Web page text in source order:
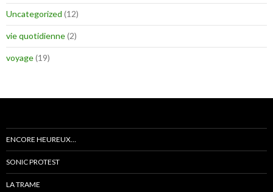
Uncategorized (12)
vie quotidienne(2)
voyage(19)
ENCORE HEUREUX…
SONIC PROTEST
LA TRAME